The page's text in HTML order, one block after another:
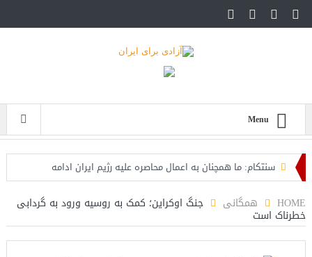
Menu
سنتکام: ما همچنان به اعمال محاصره علیه رژیم ایران ادامه
اسرائیل: حزب‌الله توافق آتش‌بس را نقض کرده، اقدام قاطعانه‌ای
در راه است
HOME همگانی جنگ اوکراین؛ کمک به روسیه ورود به گردابی
خطرناک است